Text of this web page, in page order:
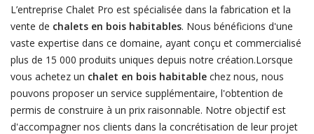
L’entreprise Chalet Pro est spécialisée dans la fabrication et la
vente de chalets en bois habitables. Nous bénéficions d'une
vaste expertise dans ce domaine, ayant conçu et commercialisé
plus de 15 000 produits uniques depuis notre création.Lorsque
vous achetez un chalet en bois habitablechez nous, nous
pouvons proposer un service supplémentaire, l'obtention de
permis de construire à un prix raisonnable. Notre objectif est
d'accompagner nos clients dans la concrétisation de leur projet